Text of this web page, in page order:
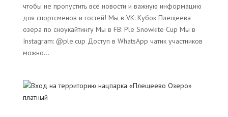
чтобы не пропустить все новости и важную информацию
для спортсменов и гостей! Мы в VK: Кубок Плещеева
озера по сноукайтингу Мы в FB: Ple Snowkite Cup Мы в
Instagram: @ple.cup Доступ в WhatsApp чатик участников
можно...